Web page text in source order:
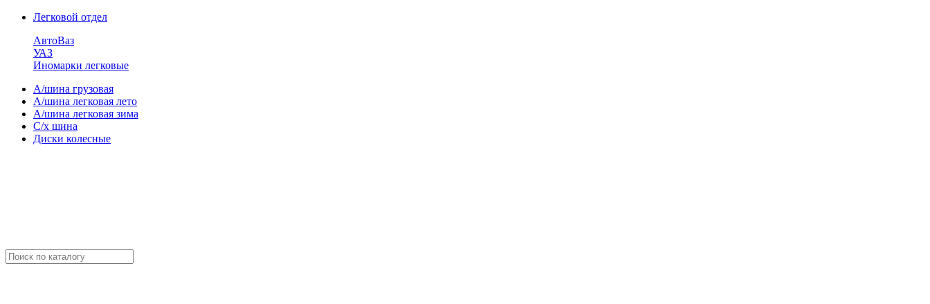
Легковой отдел
АвтоВаз
УАЗ
Иномарки легковые
А/шина грузовая
А/шина легковая лето
А/шина легковая зима
С/х шина
Диски колесные